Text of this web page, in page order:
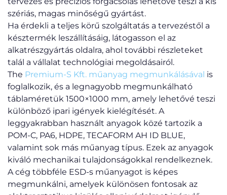
szériás, magas minőségű gyártást.
Ha érdekli a teljes körű szolgáltatás a tervezéstől a
késztermék leszállításáig, látogasson el az
alkatrészgyártás oldalra, ahol további részleteket
talál a vállalat technológiai megoldásairól.
The Premium-S Kft. műanyag megmunkálásával is
foglalkozik, és a legnagyobb megmunkálható
táblaméretük 1500×1000 mm, amely lehetővé teszi
különböző ipari igények kielégítését. A
leggyakrabban használt anyagok közé tartozik a
POM-C, PA6, HDPE, TECAFORM AH ID BLUE,
valamint sok más műanyag típus. Ezek az anyagok
kiváló mechanikai tulajdonságokkal rendelkeznek.
A cég többféle ESD-s műanyagot is képes
megmunkálni, amelyek különösen fontosak az